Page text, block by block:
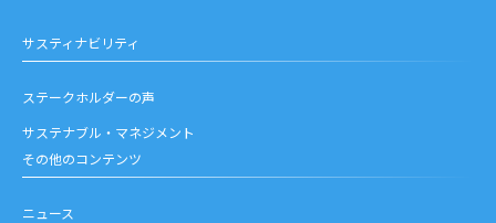
サスティナビリティ
ステークホルダーの声
サステナブル・マネジメント
その他のコンテンツ
ニュース